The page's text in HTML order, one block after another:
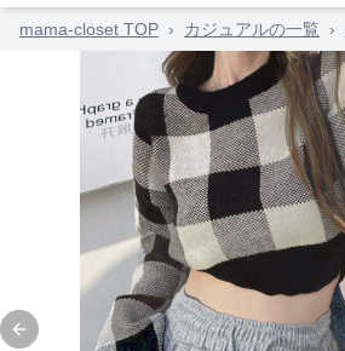
mama-closet TOP › カジュアルの一覧 ›
Previous slide